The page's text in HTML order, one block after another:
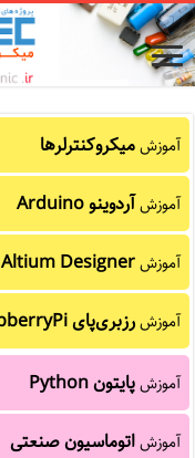
آموزشمیکروکنترلرها
آموزشآردوینو Arduino
آموزشAltium Designer
آموزشرزبری‌پای RaspberryPi
آموزشپایتون Python
آموزشاتوماسیون صنعتی